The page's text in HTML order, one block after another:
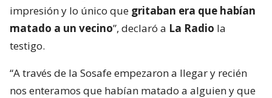
impresión y lo único que gritaban era que habían
matado a un vecino”, declaró a La Radio la
testigo.
“A través de la Sosafe empezaron a llegar y recién
nos enteramos que habían matado a alguien y que